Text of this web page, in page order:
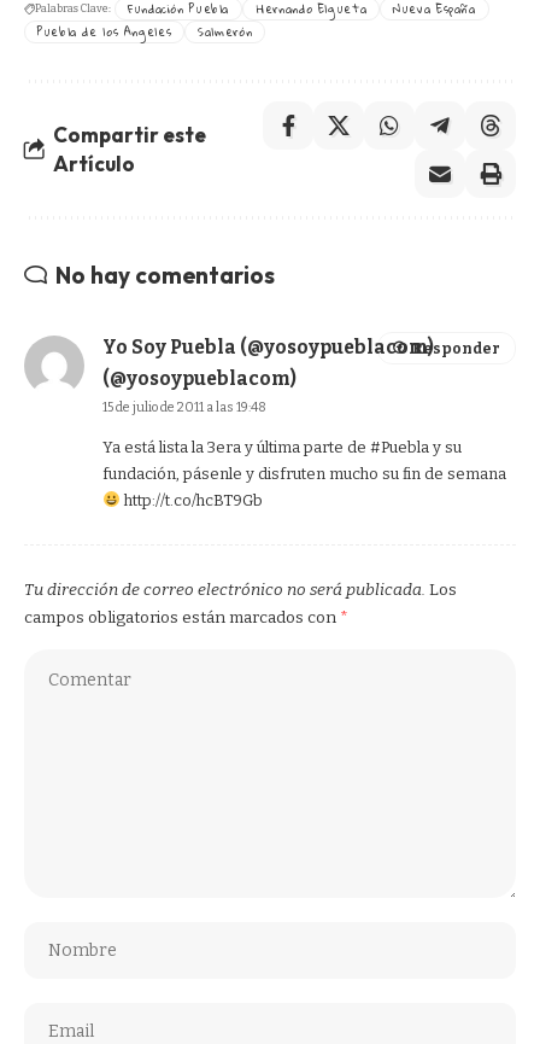
Palabras Clave: Fundación Puebla Hernando Elgueta
Nueva España
Puebla de los Angeles
Salmerón
Compartir este
Artículo
No hay comentarios
Yo Soy Puebla (@yosoypueblacom)
(@yosoypueblacom)
15 de julio de 2011 a las 19:48
Ya está lista la 3era y última parte de #Puebla y su
fundación, pásenle y disfruten mucho su fin de semana
http://t.co/hcBT9Gb
Responder
Tu dirección de correo electrónico no será publicada. Los
campos obligatorios están marcados con *